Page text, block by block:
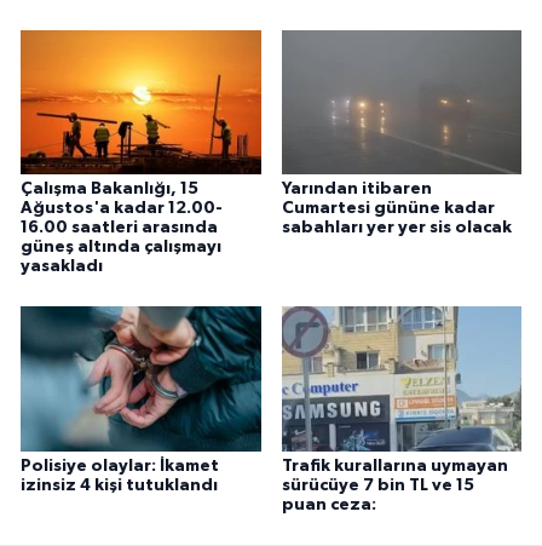
Çalışma Bakanlığı, 15
Ağustos'a kadar 12.00-
16.00 saatleri arasında
güneş altında çalışmayı
yasakladı
Yarından itibaren
Cumartesi gününe kadar
sabahları yer yer sis olacak
Polisiye olaylar: İkamet
izinsiz 4 kişi tutuklandı
Trafik kurallarına uymayan
sürücüye 7 bin TL ve 15
puan ceza: